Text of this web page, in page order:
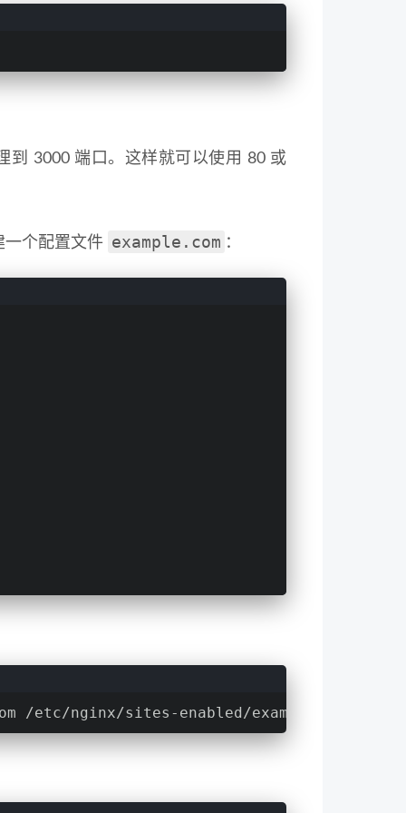
到 3000 端口。这样就可以使用 80 或
个配置文件 example.com ：
etc/nginx/sites-enabled/example.com